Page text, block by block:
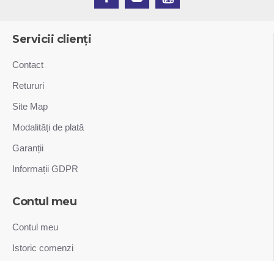
Servicii clienți
Contact
Retururi
Site Map
Modalități de plată
Garanții
Informații GDPR
Contul meu
Contul meu
Istoric comenzi